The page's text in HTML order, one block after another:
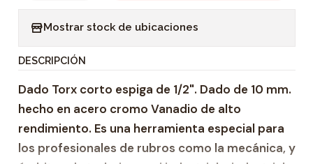
i
d
a
d
Mostrar stock de ubicaciones
DESCRIPCIÓN
Dado Torx corto espiga de 1/2". Dado de 10 mm.
hecho en acero cromo Vanadio de alto
rendimiento. Es una herramienta especial para
los profesionales de rubros como la mecánica, y